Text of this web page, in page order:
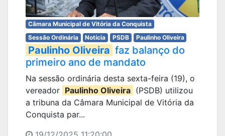
Câmara Municipal de Vitória da Conquista
Sessão Ordinária
Notícia PSDB Paulinho Oliveira
Paulinho Oliveira faz balanço do
primeiro ano de mandato
Na sessão ordinária desta sexta-feira (19), o
vereador Paulinho Oliveira (PSDB) utilizou
a tribuna da Câmara Municipal de Vitória da
Conquista par...